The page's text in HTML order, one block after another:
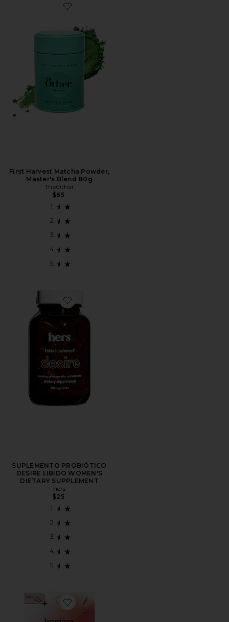
Favorite First Harvest Matcha Powder, Master's Blend
First Harvest Matcha Powder,
Master's Blend 80g
TheOther
$65
Favorite SUPLEMENTO PROBIÓTICO DESIRE
SUPLEMENTO PROBIÓTICO
DESIRE LIBIDO WOMEN'S
DIETARY SUPPLEMENT
hers
$25
Favorite PARCHES DE VITAMINAS ENERGY BOOST